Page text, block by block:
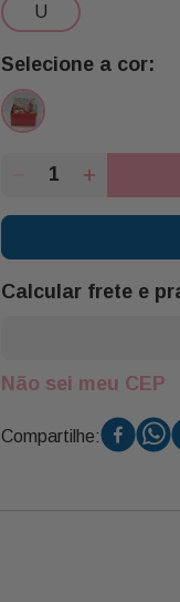
2 Bombom Sonho de
1 Celofane Albano
1 Laço M (vermelho e
u
Calcular frete e
Não sei meu CEP
Compartilhe: